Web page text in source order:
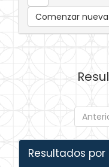
Comenzar
Resultados